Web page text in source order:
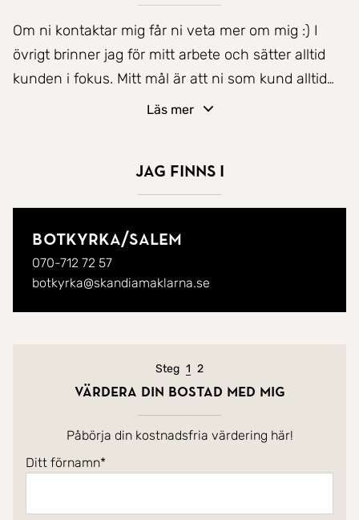
Om ni kontaktar mig får ni veta mer om mig :) I
övrigt brinner jag för mitt arbete och sätter alltid
kunden i fokus. Mitt mål är att ni som kund alltid
ska bli nöjda i slutändan. Mina främsta verktyg för
Läs mer
Jag finns i
Botkyrka/Salem
070-712 72 57
botkyrka@skandiamaklarna.se
Steg Nuvarande steg
1 2
Värdera din bostad med mig
Påbörja din kostnadsfria värdering här!
Ditt förnamn